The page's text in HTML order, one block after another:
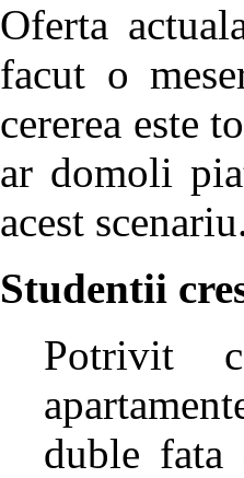
Oferta
facut o
cererea este
ar domoli
acest
Studentii
Potrivit
duble